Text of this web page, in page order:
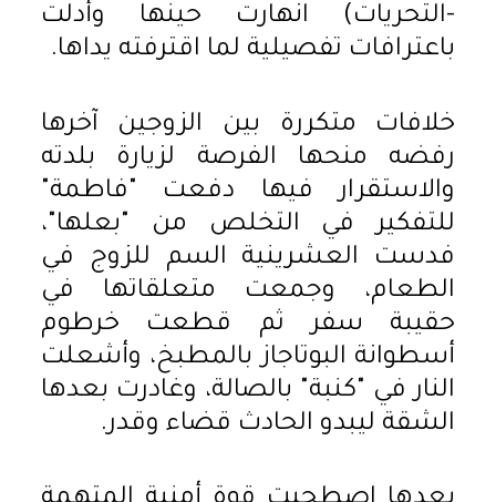
-التحريات) انهارت حينها وأدلت
باعترافات تفصيلية لما اقترفته يداها.
خلافات متكررة بين الزوجين آخرها
رفضه منحها الفرصة لزيارة بلدته
والاستقرار فيها دفعت "فاطمة"
للتفكير في التخلص من "بعلها"،
فدست العشرينية السم للزوج في
الطعام، وجمعت متعلقاتها في
حقيبة سفر ثم قطعت خرطوم
أسطوانة البوتاجاز بالمطبخ، وأشعلت
النار في "كنبة" بالصالة، وغادرت بعدها
الشقة ليبدو الحادث قضاء وقدر.